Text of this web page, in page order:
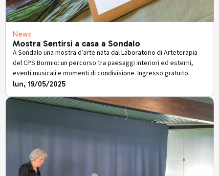
News
Mostra Sentirsi a casa a Sondalo
A Sondalo una mostra d’arte nata dal Laboratorio di Arteterapia
del CPS Bormio: un percorso tra paesaggi interiori ed esterni,
eventi musicali e momenti di condivisione. Ingresso gratuito.
lun, 19/05/2025